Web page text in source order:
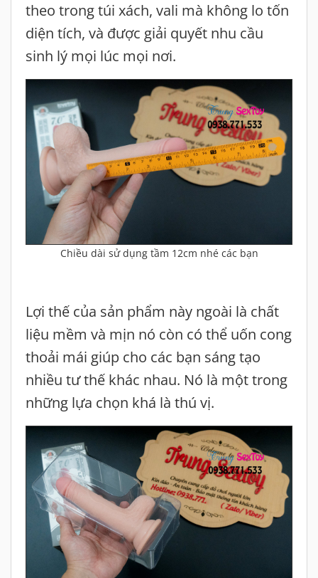
theo trong túi xách, vali mà không lo tốn
diện tích, và được giải quyết nhu cầu
sinh lý mọi lúc mọi nơi.
Chiều dài sử dụng tầm 12cm nhé các bạn
Lợi thế của sản phẩm này ngoài là chất
liệu mềm và mịn nó còn có thể uốn cong
thoải mái giúp cho các bạn sáng tạo
nhiều tư thế khác nhau. Nó là một trong
những lựa chọn khá là thú vị.